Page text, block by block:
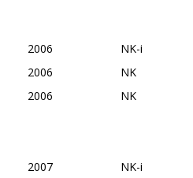
2006 NK-i
2006
NK
2006
NK
2007 NK-i